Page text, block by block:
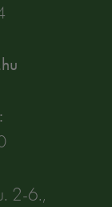
2-6.,